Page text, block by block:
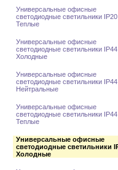
Универсальные офисные
светодиодные светильники IP20
Теплые
Универсальные офисные
светодиодные светильники IP44
Холодные
Универсальные офисные
светодиодные светильники IP44
Нейтральные
Универсальные офисные
светодиодные светильники IP44
Теплые
Универсальные офисные
светодиодные светильники
Холодные